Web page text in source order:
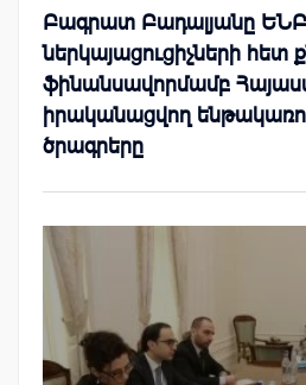
Բագրատ Բադալյանը ԵՆԲ
ներկայացուցիչների հետ
ֆինանսավորմամբ
իրականացվող
ծրագրերը